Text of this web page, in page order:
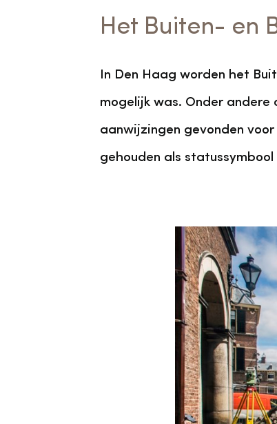
Het Buiten- en
In Den Haag worden het
mogelijk was. Onder andere
aanwijzingen gevonden
gehouden als